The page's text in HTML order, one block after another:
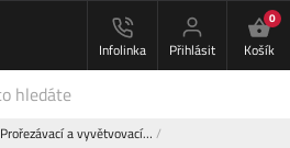
Infolinka Přihlásit
0
Košík
Prořezávací a vyvětvovací…